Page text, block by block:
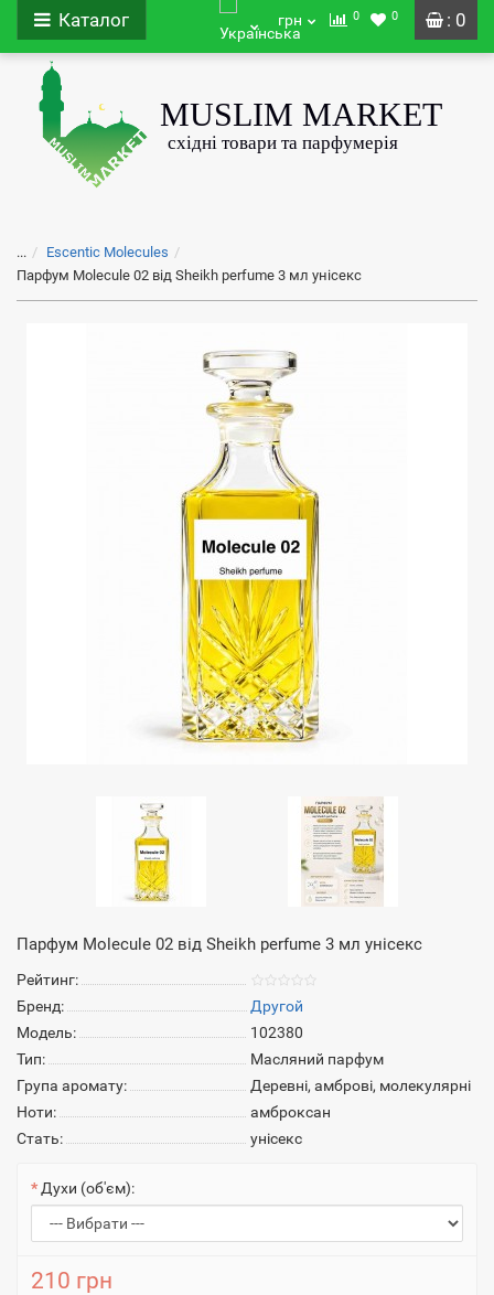
: 0
Каталог грн 0 0
...
Escentic Molecules
Парфум Molecule 02 від Sheikh perfume 3 мл унісекс
Парфум Molecule 02 від Sheikh perfume 3 мл унісекс
Рейтинг:
Бренд:
Другой
Модель:
102380
Тип:
Масляний парфум
Група аромату:
Деревні, амброві, молекулярні
Ноти:
амброксан
Стать:
унісекс
Духи (об'єм):
210 грн